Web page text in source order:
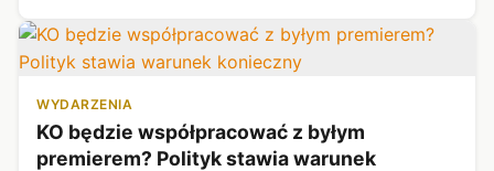
WYDARZENIA
KO będzie współpracować z byłym
premierem? Polityk stawia warunek